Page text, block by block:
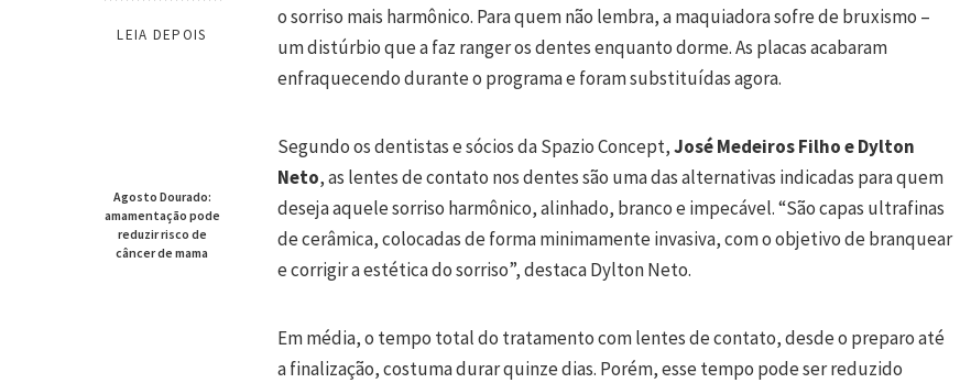
LEIA DEPOIS
Agosto Dourado:
amamentação pode
reduzir risco de
câncer de mama
o sorriso mais harmônico. Para quem não lembra, a maquiadora sofre de bruxismo –
um distúrbio que a faz ranger os dentes enquanto dorme. As placas acabaram
enfraquecendo durante o programa e foram substituídas agora.
Segundo os dentistas e sócios da Spazio Concept,José Medeiros Filho e Dylton
Neto, as lentes de contato nos dentes são uma das alternativas indicadas para quem
deseja aquele sorriso harmônico, alinhado, branco e impecável. “São capas ultrafinas
de cerâmica, colocadas de forma minimamente invasiva, com o objetivo de branquear
e corrigir a estética do sorriso”, destaca Dylton Neto.
Em média, o tempo total do tratamento com lentes de contato, desde o preparo até
a finalização, costuma durar quinze dias. Porém, esse tempo pode ser reduzido